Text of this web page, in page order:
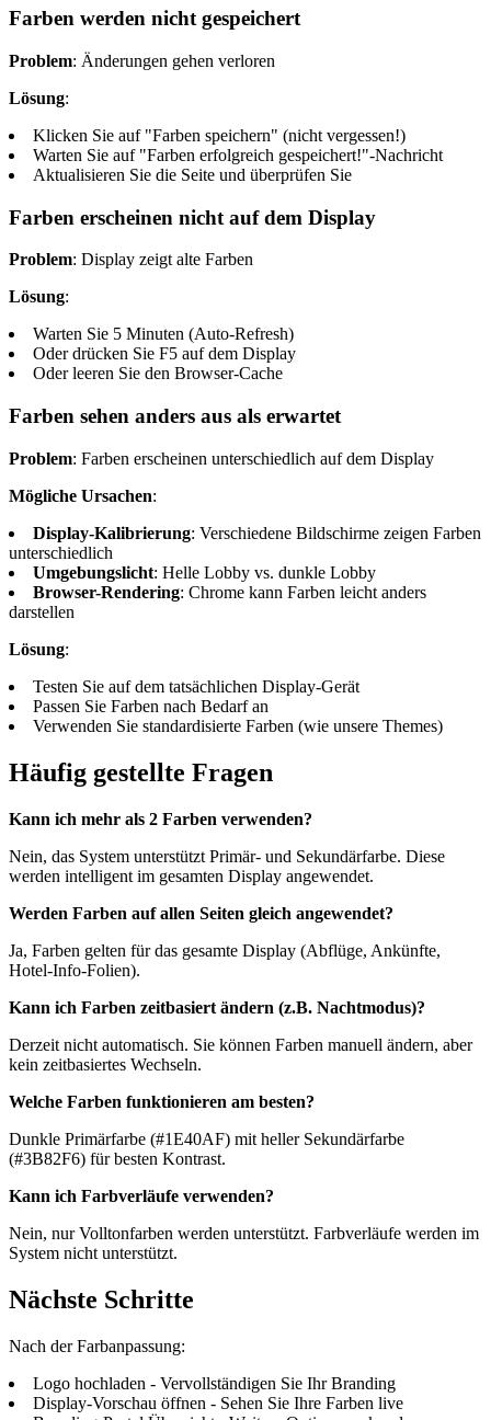
Farben werden nicht gespeichert
Problem: Änderungen gehen verloren
Lösung:
Klicken Sie auf "Farben speichern" (nicht vergessen!)
Warten Sie auf "Farben erfolgreich gespeichert!"-Nachricht
Aktualisieren Sie die Seite und überprüfen Sie
Farben erscheinen nicht auf dem Display
Problem: Display zeigt alte Farben
Lösung:
Warten Sie 5 Minuten (Auto-Refresh)
Oder drücken Sie F5 auf dem Display
Oder leeren Sie den Browser-Cache
Farben sehen anders aus als erwartet
Problem: Farben erscheinen unterschiedlich auf dem Display
Mögliche Ursachen:
Display-Kalibrierung: Verschiedene Bildschirme zeigen Farben
unterschiedlich
Umgebungslicht: Helle Lobby vs. dunkle Lobby
Browser-Rendering: Chrome kann Farben leicht anders
darstellen
Lösung:
Testen Sie auf dem tatsächlichen Display-Gerät
Passen Sie Farben nach Bedarf an
Verwenden Sie standardisierte Farben (wie unsere Themes)
Häufig gestellte Fragen
Kann ich mehr als 2 Farben verwenden?
Nein, das System unterstützt Primär- und Sekundärfarbe. Diese
werden intelligent im gesamten Display angewendet.
Werden Farben auf allen Seiten gleich angewendet?
Ja, Farben gelten für das gesamte Display (Abflüge, Ankünfte,
Hotel-Info-Folien).
Kann ich Farben zeitbasiert ändern (z.B. Nachtmodus)?
Derzeit nicht automatisch. Sie können Farben manuell ändern, aber
kein zeitbasiertes Wechseln.
Welche Farben funktionieren am besten?
Dunkle Primärfarbe (#1E40AF) mit heller Sekundärfarbe
(#3B82F6) für besten Kontrast.
Kann ich Farbverläufe verwenden?
Nein, nur Volltonfarben werden unterstützt. Farbverläufe werden im
System nicht unterstützt.
Nächste Schritte
Nach der Farbanpassung:
Logo hochladen - Vervollständigen Sie Ihr Branding
Display-Vorschau öffnen - Sehen Sie Ihre Farben live